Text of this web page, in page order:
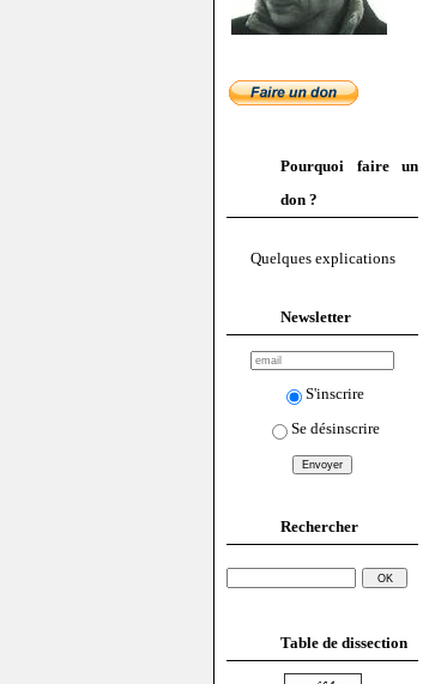
Pourquoi faire un
don ?
Quelques explications
Newsletter
S'inscrire
Se désinscrire
Rechercher
Table de dissection